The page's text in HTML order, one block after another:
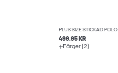
PLUS SIZE STICKAD POLO
499.95 KR
Färger (2)